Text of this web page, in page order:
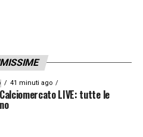
41 minuti ago
LIVE: tutte le